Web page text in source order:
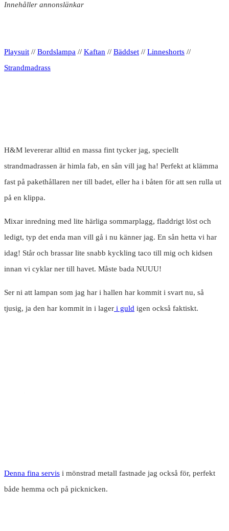
Innehåller annonslänkar
Playsuit // Bordslampa // Kaftan // Bäddset // Linneshorts //
Strandmadrass
H&M levererar alltid en massa fint tycker jag, speciellt
strandmadrassen är himla fab, en sån vill jag ha! Perfekt at klämma
fast på pakethållaren ner till badet, eller ha i båten för att sen rulla ut
på en klippa.
Mixar inredning med lite härliga sommarplagg, fladdrigt löst och
ledigt, typ det enda man vill gå i nu känner jag. En sån hetta vi har
idag! Står och brassar lite snabb kyckling taco till mig och kidsen
innan vi cyklar ner till havet. Måste bada NUUU!
Ser ni att lampan som jag har i hallen har kommit i svart nu, så
tjusig, ja den har kommit in i lager i guld igen också faktiskt.
Denna fina servis i mönstrad metall fastnade jag också för, perfekt
både hemma och på picknicken.